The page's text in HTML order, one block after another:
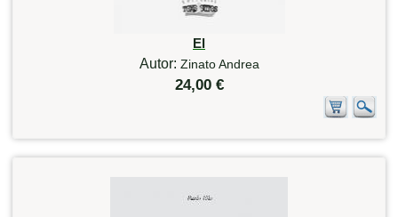
El
Autor: Zinato Andrea
24,00 €